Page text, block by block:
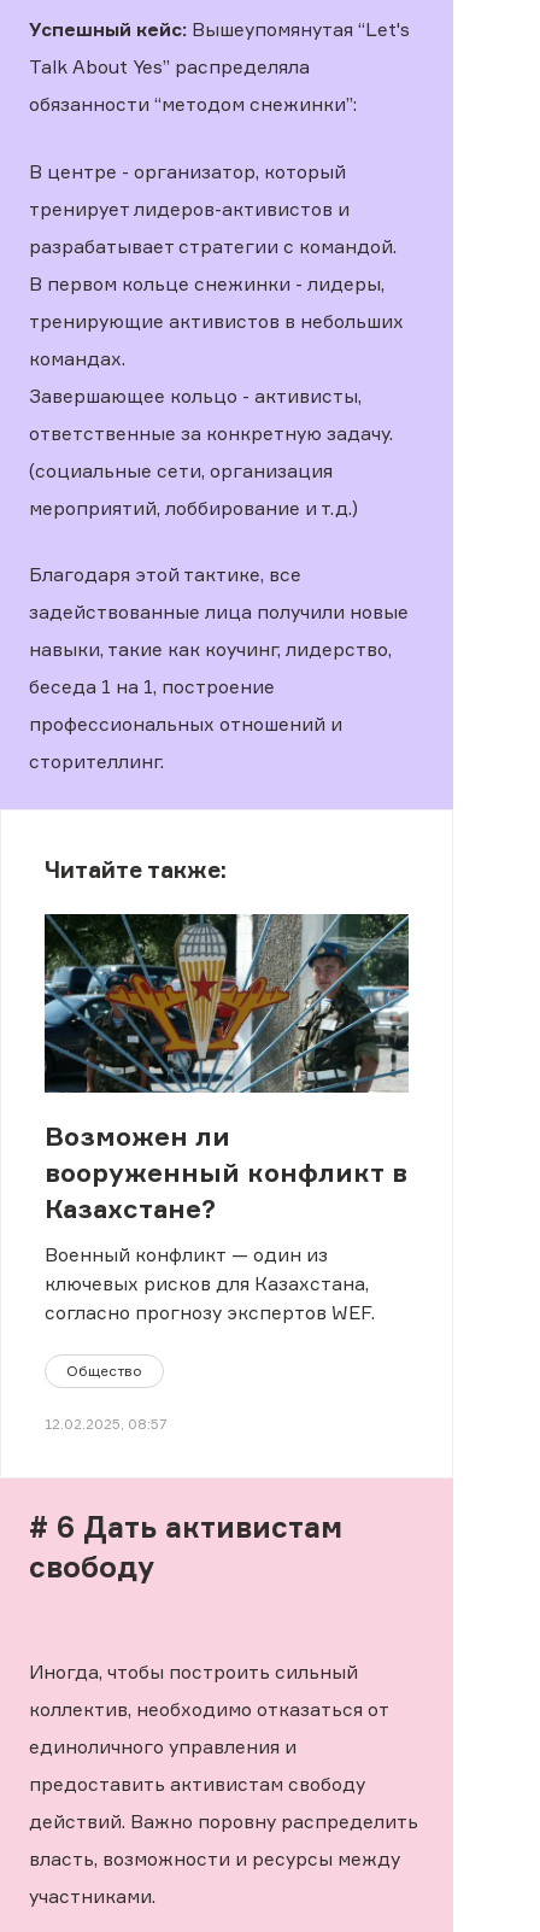
Успешный кейс: Вышеупомянутая “Let's
Talk About Yes” распределяла
обязанности “методом снежинки”:
В центре - организатор, который
тренирует лидеров-активистов и
разрабатывает стратегии с командой.
В первом кольце снежинки - лидеры,
тренирующие активистов в небольших
командах.
Завершающее кольцо - активисты,
ответственные за конкретную задачу.
(социальные сети, организация
мероприятий, лоббирование и т.д.)
Благодаря этой тактике, все
задействованные лица получили новые
навыки, такие как коучинг, лидерство,
беседа 1 на 1, построение
профессиональных отношений и
сторителлинг.
Читайте также:
Возможен ли
вооруженный конфликт в
Казахстане?
Военный конфликт — один из
ключевых рисков для Казахстана,
согласно прогнозу экспертов WEF.
Общество
12.02.2025, 08:57
# 6 Дать активистам
свободу
Иногда, чтобы построить сильный
коллектив, необходимо отказаться от
единоличного управления и
предоставить активистам свободу
действий. Важно поровну распределить
власть, возможности и ресурсы между
участниками.